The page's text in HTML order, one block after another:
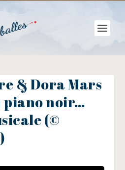
& Dora Mars
piano noir…
(©